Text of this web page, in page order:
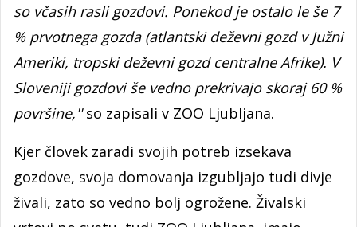
so včasih rasli gozdovi. Ponekod je ostalo le še 7
% prvotnega gozda (atlantski deževni gozd v Južni
Ameriki, tropski deževni gozd centralne Afrike). V
Sloveniji gozdovi še vedno prekrivajo skoraj 60 %
površine,''so zapisali v ZOO Ljubljana.
Kjer človek zaradi svojih potreb izsekava
gozdove, svoja domovanja izgubljajo tudi divje
živali, zato so vedno bolj ogrožene. Živalski